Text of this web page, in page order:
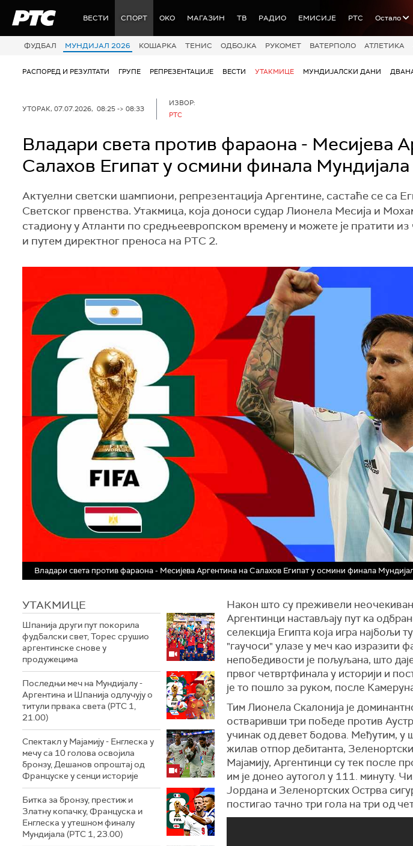
РТС ВЕСТИ СПОРТ OKO МАГАЗИН ТВ РАДИО ЕМИСИЈЕ РТС Остало
ФУДБАЛ МУНДИЈАЛ 2026 КОШАРКА ТЕНИС ОДБОЈКА РУКОМЕТ ВАТЕРПОЛО АТЛЕТИКА
РАСПОРЕД И РЕЗУЛТАТИ ГРУПЕ РЕПРЕЗЕНТАЦИЈЕ ВЕСТИ УТАКМИЦЕ МУНДИЈАЛСКИ ДАНИ
УТОРАК, 07.07.2026, 08:25 -> 08:33
ИЗВОР:
РТС
Владари света против фараона - Месијева
Салахов Египат у осмини финала
Актуелни светски шампиони, репрезентација Аргентине, састаће се са
Светског првенства. Утакмица, која доноси судар Лионела Месија и
стадиону у Атланти по средњеевропском времену и можете је пратити
и путем директног преноса на РТС 2.
Владари света против фараона - Месијева Аргентина на Салахов Египат у осмини финала
УТАКМИЦЕ
Шпанија други пут покорила
фудбалски свет, Торес срушио
аргентинске снове у
продужецима
Последњи меч на Мундијалу -
Аргентина и Шпанија одлучују о
титули првака света (РТС 1,
21.00)
Спектакл у Мајамију - Енглеска у
мечу са 10 голова освојила
бронзу, Дешанов опроштај од
Француске у сенци историје
Битка за бронзу, престиж и
Златну копачку, Француска и
Енглеска у утешном финалу
Мундијала (РТС 1, 23.00)
Након што су преживели
Аргентинци настављају пут ка
селекција Египта која игра најбољи
"гаучоси" улазе у меч као изразити
непобедивости је пољуљана, што
првог четвртфинала у историји и
је то пошло за руком, после
Тим Лионела Скалонија је
остваривши три победе против
учинак од девет бодова. Међутим, у
жилав отпор дебитанта,
Мајамију, Аргентинци су тек после
им је донео аутогол у 111. минуту.
Јордана и Зеленортских Острва
постигао тачно три гола на три од